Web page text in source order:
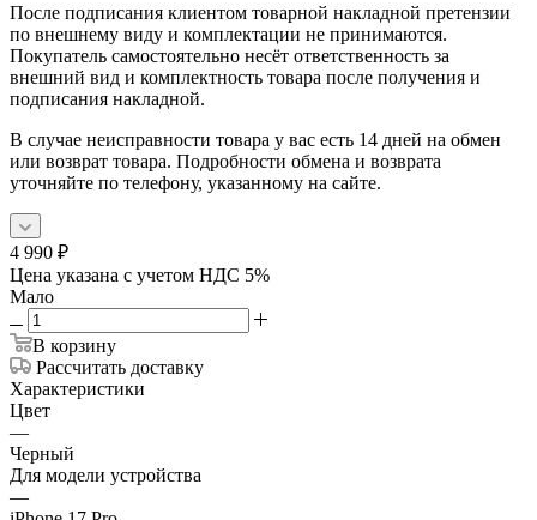
После подписания клиентом товарной накладной претензии
по внешнему виду и комплектации не принимаются.
Покупатель самостоятельно несёт ответственность за
внешний вид и комплектность товара после получения и
подписания накладной.
В случае неисправности товара у вас есть 14 дней на обмен
или возврат товара. Подробности обмена и возврата
уточняйте по телефону, указанному на сайте.
4 990 ₽
Цена указана с учетом НДС 5%
Мало
В корзину
Рассчитать доставку
Характеристики
Цвет
—
Черный
Для модели устройства
—